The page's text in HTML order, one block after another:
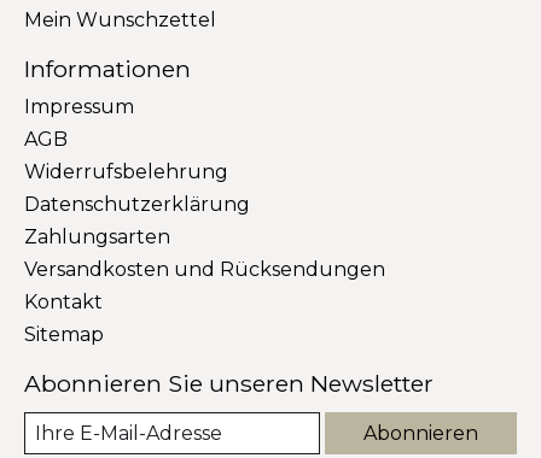
Mein Wunschzettel
Informationen
Impressum
AGB
Widerrufsbelehrung
Datenschutzerklärung
Zahlungsarten
Versandkosten und Rücksendungen
Kontakt
Sitemap
Abonnieren Sie unseren Newsletter
Abonnieren